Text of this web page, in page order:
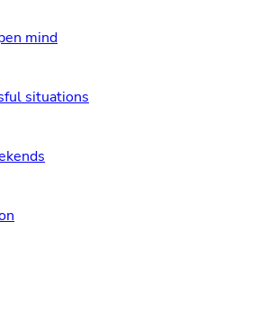
mind
situations
arbeidshverdag der service,